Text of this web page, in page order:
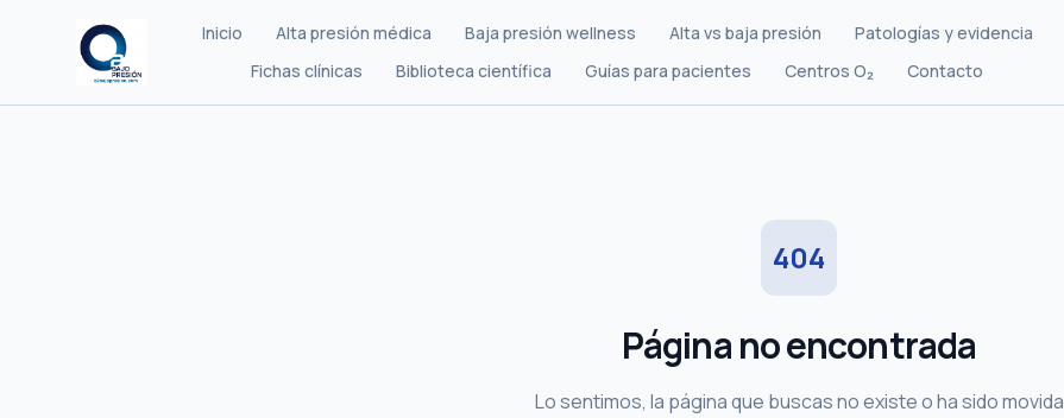
Inicio Alta presión médica Baja presión wellness Alta vs baja presión
Patologías y evidencia
Fichas clínicas
Biblioteca científica Guías para pacientes Centros O₂ Contacto
404
Página no encontrada
Lo sentimos, la página que buscas no existe o ha sido movida